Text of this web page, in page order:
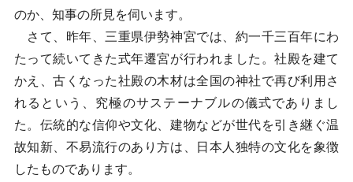
のか、知事の所見を伺います。
さて、昨年、三重県伊勢神宮では、約一千三百年にわ
たって続いてきた式年遷宮が行われました。社殿を建て
かえ、古くなった社殿の木材は全国の神社で再び利用さ
れるという、究極のサステーナブルの儀式でありまし
た。伝統的な信仰や文化、建物などが世代を引き継ぐ温
故知新、不易流行のあり方は、日本人独特の文化を象徴
したものであります。